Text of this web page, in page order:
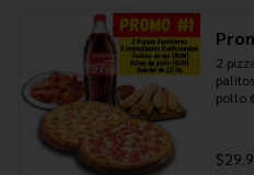
2
pollo